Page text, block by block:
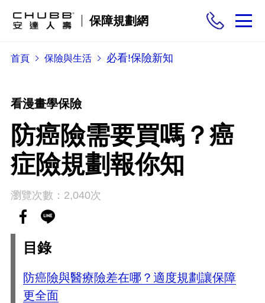
保障規劃網
保險商品
需求分析
投保與理賠
保險與生活
首頁 保險與生活 必看!保險新知
看漫畫學保險
防癌險需要買嗎？癌
症險規劃報你知
瀏覽次數：2,040次
目錄
防癌險與醫療險差在哪？適度規劃讓保障
更全面